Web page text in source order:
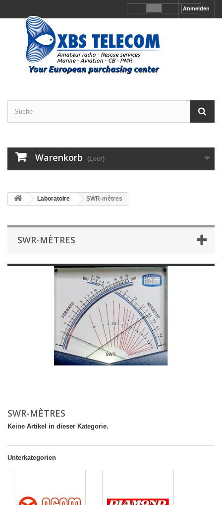
Anmelden
Warenkorb (Leer)
Laboratoire SWR-mètres
SWR-MÈTRES
SWR-MÈTRES
Keine Artikel in dieser Kategorie.
Unterkategorien